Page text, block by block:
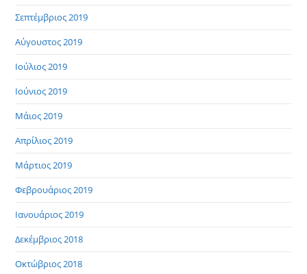
Σεπτέμβριος 2019
Αύγουστος 2019
Ιούλιος 2019
Ιούνιος 2019
Μάιος 2019
Απρίλιος 2019
Μάρτιος 2019
Φεβρουάριος 2019
Ιανουάριος 2019
Δεκέμβριος 2018
Οκτώβριος 2018